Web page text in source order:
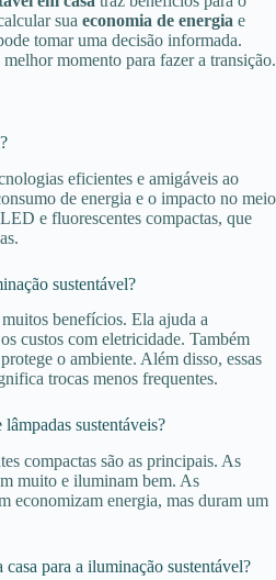
sua economia de energia e
tomar uma decisão informada.
momento para fazer a transição.
eficientes e amigáveis ao
de energia e o impacto no meio
e fluorescentes compactas, que
sustentável?
benefícios. Ela ajuda a
custos com eletricidade. Também
o ambiente. Além disso, essas
trocas menos frequentes.
sustentáveis?
compactas são as principais. As
muito e iluminam bem. As
economizam energia, mas duram um
para a iluminação sustentável?